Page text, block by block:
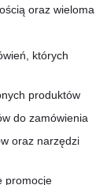
oraz wieloma
których
produktów
do zamówienia
oraz narzędzi
promocje